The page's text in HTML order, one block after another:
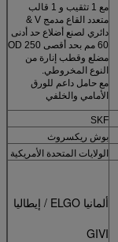
مع 1 تثقيب و 1 قالب
متعدد القاع مدمج V &
دائري لصنع أضلاع حد أدنى
60 مم بحد أقصى 250 OD
مضلع وقطب إنارة من
النوع المخروطي.
مع حامل داعم للورق
الأمامي والخلفي
SKF
بوش ريكسروث
الولايات المتحدة الأمريكية
ألمانيا ELGO / إيطاليا
GIVI